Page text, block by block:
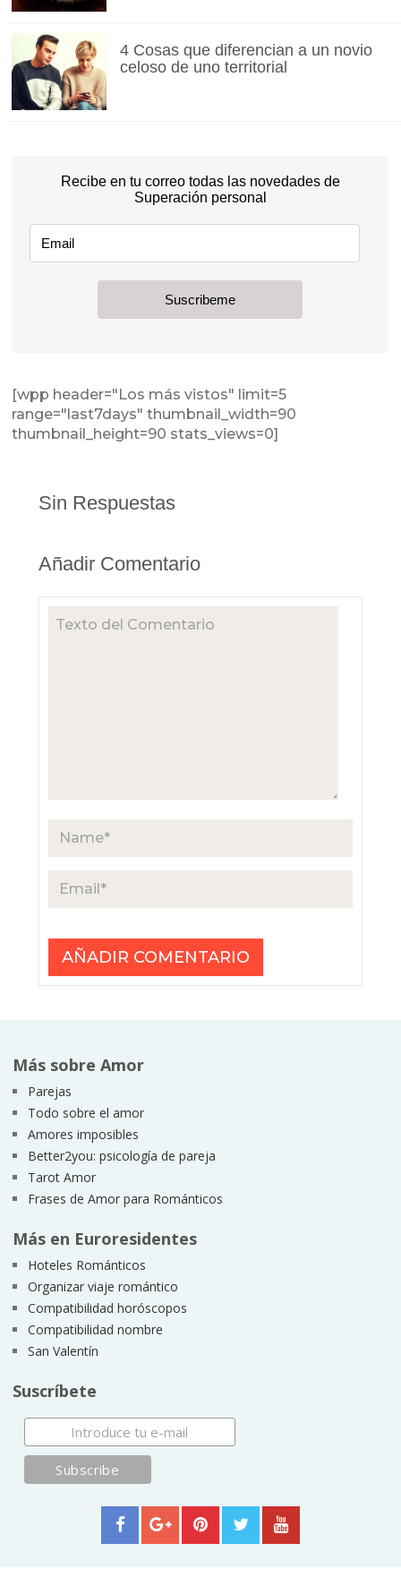
4 Cosas que diferencian a un novio
celoso de uno territorial
[wpp header="Los más vistos" limit=5
range="last7days" thumbnail_width=90
thumbnail_height=90 stats_views=0]
Sin Respuestas
Añadir Comentario
Más sobre Amor
Parejas
Todo sobre el amor
Amores imposibles
Better2you: psicología de pareja
Tarot Amor
Frases de Amor para Románticos
Más en Euroresidentes
Hoteles Románticos
Organizar viaje romántico
Compatibilidad horóscopos
Compatibilidad nombre
San Valentín
Suscríbete